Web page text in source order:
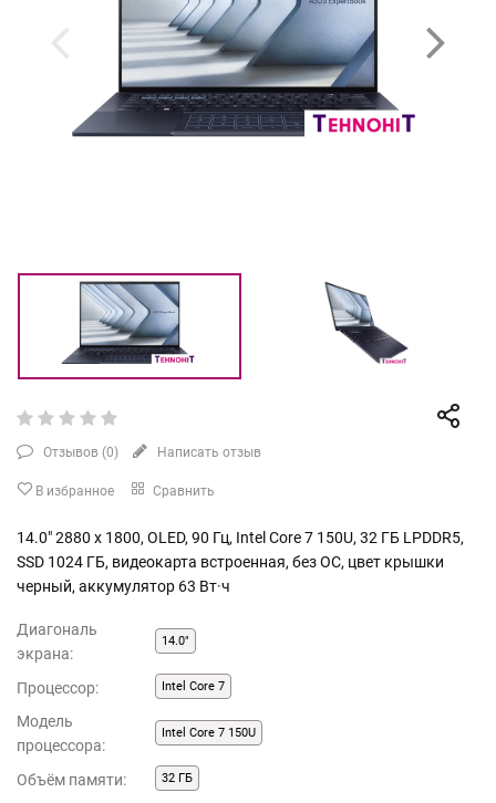
Отзывов (0) Написать отзыв
В избранное Сравнить
14.0" 2880 x 1800, OLED, 90 Гц, Intel Core 7 150U, 32 ГБ LPDDR5,
SSD 1024 ГБ, видеокарта встроенная, без ОС, цвет крышки
черный, аккумулятор 63 Вт·ч
Диагональ
экрана:
14.0"
Процессор: Intel Core 7
Модель
процессора:
Intel Core 7 150U
Объём памяти: 32 ГБ